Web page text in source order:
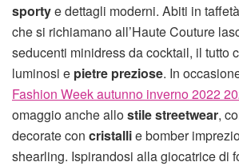
sportye dettagli moderni. Abiti in
che si richiamano all’Haute Couture
seducenti minidress da cocktail, il tutto
luminosi e pietre preziose. In
Fashion Week autunno inverno 2022
omaggio anche allostile streetwear,
decorate con cristallie bomber
shearling. Ispirandosi alla giocatrice di